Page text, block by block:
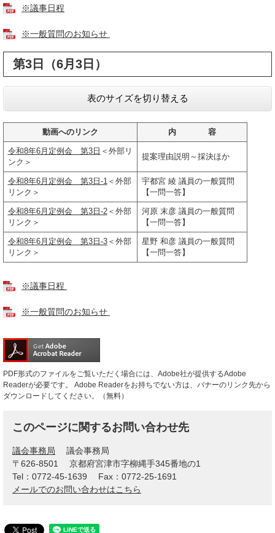
※議事日程
※一般質問のお知らせ
第3日（6月3日）
表のサイズを切り替える
動画へのリンク 内 容
令和8年6月定例会 第3日 ＜外部リ
ンク＞
提案理由説明～採決ほか
令和8年6月定例会 第3日-1＜外部
リンク＞
宇都宮 綾 議員の一般質問
【一問一答】
令和8年6月定例会 第3日-2＜外部
リンク＞
河原 末彦 議員の一般質問
【一問一答】
令和8年6月定例会 第3日-3＜外部
リンク＞
星野 和彦 議員の一般質問
【一問一答】
※議事日程
※一般質問のお知らせ
PDF形式のファイルをご覧いただく場合には、Adobe社が提供するAdobe
Readerが必要です。
Adobe Readerをお持ちでない方は、バナーのリンク先から
ダウンロードしてください。（無料）
このページに関するお問い合わせ先
議会事務局
議会事務局
〒626-8501
京都府宮津市字柳縄手345番地の1
Tel：0772-45-1639
Fax：0772-25-1691
メールでのお問い合わせはこちら